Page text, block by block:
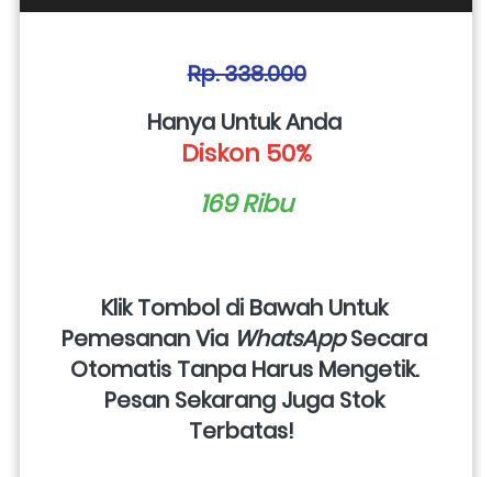
Rp. 338.000
Hanya Untuk Anda
Diskon 50%
169 Ribu
Klik Tombol di Bawah Untuk
Pemesanan Via WhatsApp Secara
Otomatis Tanpa Harus Mengetik.
Pesan Sekarang Juga Stok
Terbatas!